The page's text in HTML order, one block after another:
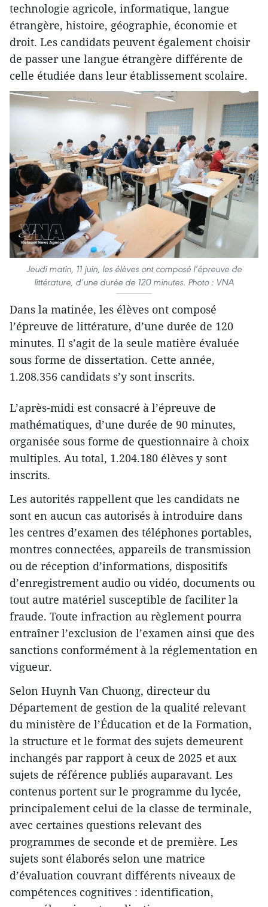
technologie agricole, informatique, langue
étrangère, histoire, géographie, économie et
droit. Les candidats peuvent également choisir
de passer une langue étrangère différente de
celle étudiée dans leur établissement scolaire.
Jeudi matin, 11 juin, les élèves ont composé l’épreuve de
littérature, d’une durée de 120 minutes. Photo : VNA
Dans la matinée, les élèves ont composé
l’épreuve de littérature, d’une durée de 120
minutes. Il s’agit de la seule matière évaluée
sous forme de dissertation. Cette année,
1.208.356 candidats s’y sont inscrits.
L’après-midi est consacré à l’épreuve de
mathématiques, d’une durée de 90 minutes,
organisée sous forme de questionnaire à choix
multiples. Au total, 1.204.180 élèves y sont
inscrits.
Les autorités rappellent que les candidats ne
sont en aucun cas autorisés à introduire dans
les centres d’examen des téléphones portables,
montres connectées, appareils de transmission
ou de réception d’informations, dispositifs
d’enregistrement audio ou vidéo, documents ou
tout autre matériel susceptible de faciliter la
fraude. Toute infraction au règlement pourra
entraîner l’exclusion de l’examen ainsi que des
sanctions conformément à la réglementation en
vigueur.
Selon Huynh Van Chuong, directeur du
Département de gestion de la qualité relevant
du ministère de l’Éducation et de la Formation,
la structure et le format des sujets demeurent
inchangés par rapport à ceux de 2025 et aux
sujets de référence publiés auparavant. Les
contenus portent sur le programme du lycée,
principalement celui de la classe de terminale,
avec certaines questions relevant des
programmes de seconde et de première. Les
sujets sont élaborés selon une matrice
d’évaluation couvrant différents niveaux de
compétences cognitives : identification,